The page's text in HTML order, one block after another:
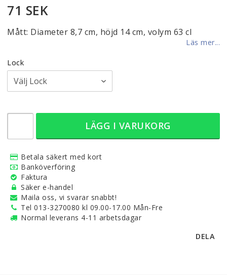
71 SEK
Mått: Diameter 8,7 cm, höjd 14 cm, volym 63 cl
Läs mer...
Lock
LÄGG I VARUKORG
Betala säkert med kort
Banköverföring
Faktura
Säker e-handel
Maila oss, vi svarar snabbt!
Tel 013-3270080 kl 09.00-17.00 Mån-Fre
Normal leverans 4-11 arbetsdagar
DELA